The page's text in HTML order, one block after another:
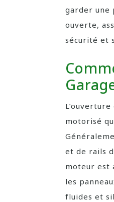
garder une
ouverte,
sécurité et
motorisé
et de rails
moteur est
les
fluides et